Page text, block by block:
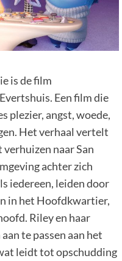
is de film
Een film die
plezier, angst, woede,
Het verhaal vertelt
naar San
achter zich
iedereen, leiden door
in het Hoofdkwartier,
Riley en haar
te passen aan het
leidt tot opschudding